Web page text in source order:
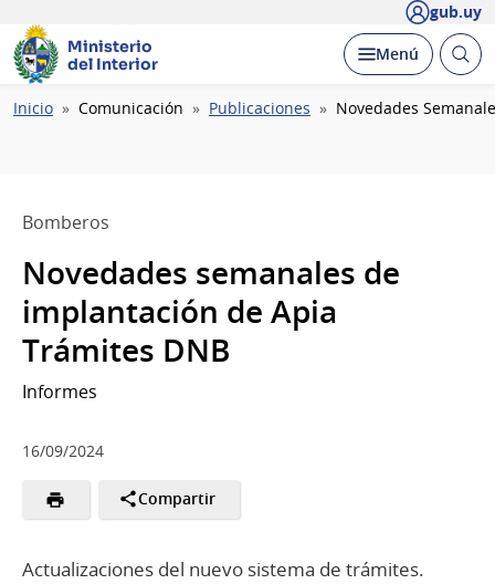
gub.uy
Ministerio
del Interior
Desplegar
Menú Abrir
Ruta
Inicio Comunicación Publicaciones Novedades
Bomberos
Novedades semanales de
implantación de Apia
Trámites DNB
Informes
16/09/2024
Compartir
Actualizaciones del nuevo sistema de trámites.